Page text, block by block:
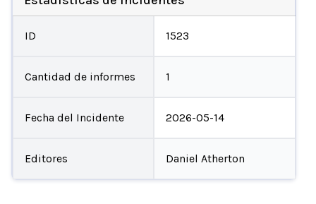
ID 1523
Cantidad de informes 1
Fecha del Incidente 2026-05-14
Editores Daniel Atherton